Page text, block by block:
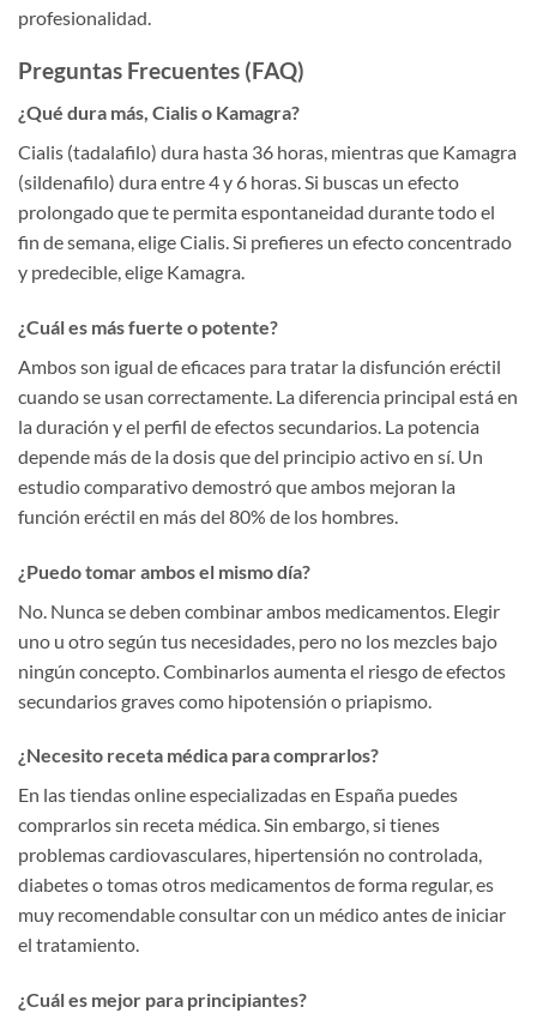
profesionalidad.
Preguntas Frecuentes (FAQ)
¿Qué dura más, Cialis o Kamagra?
Cialis (tadalafilo) dura hasta 36 horas, mientras que Kamagra
(sildenafilo) dura entre 4 y 6 horas. Si buscas un efecto
prolongado que te permita espontaneidad durante todo el
fin de semana, elige Cialis. Si prefieres un efecto concentrado
y predecible, elige Kamagra.
¿Cuál es más fuerte o potente?
Ambos son igual de eficaces para tratar la disfunción eréctil
cuando se usan correctamente. La diferencia principal está en
la duración y el perfil de efectos secundarios. La potencia
depende más de la dosis que del principio activo en sí. Un
estudio comparativo demostró que ambos mejoran la
función eréctil en más del 80% de los hombres.
¿Puedo tomar ambos el mismo día?
No. Nunca se deben combinar ambos medicamentos. Elegir
uno u otro según tus necesidades, pero no los mezcles bajo
ningún concepto. Combinarlos aumenta el riesgo de efectos
secundarios graves como hipotensión o priapismo.
¿Necesito receta médica para comprarlos?
En las tiendas online especializadas en España puedes
comprarlos sin receta médica. Sin embargo, si tienes
problemas cardiovasculares, hipertensión no controlada,
diabetes o tomas otros medicamentos de forma regular, es
muy recomendable consultar con un médico antes de iniciar
el tratamiento.
¿Cuál es mejor para principiantes?